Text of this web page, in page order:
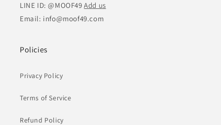
LINE ID: @MOOF49Add us
Email: info@moof49.com
Policies
Privacy Policy
Terms of Service
Refund Policy